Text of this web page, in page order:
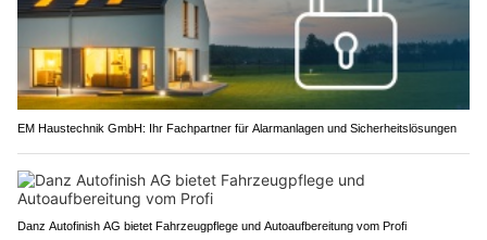
EM Haustechnik GmbH: Ihr Fachpartner für Alarmanlagen und Sicherheitslösungen
Danz Autofinish AG bietet Fahrzeugpflege und Autoaufbereitung vom Profi